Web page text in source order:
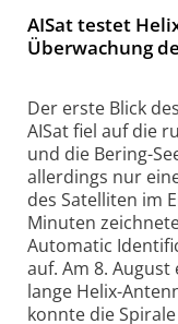
AISat testet
Überwachung
Der erste Blick
AISat fiel auf die
und die Bering-
allerdings nur
des Satelliten im
Minuten
Automatic
auf. Am 8.
lange Helix-
konnte die